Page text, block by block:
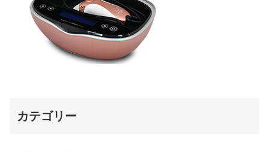
カテゴリー